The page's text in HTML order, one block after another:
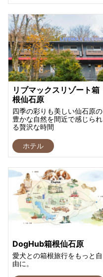
リブマックスリゾート箱
根仙石原
四季の彩りも美しい仙石原の
豊かな自然を間近で感じられ
る贅沢な時間
ホテル
DogHub箱根仙石原
愛犬との箱根旅行をもっと自
由に。